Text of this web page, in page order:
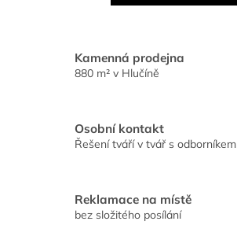
Kamenná prodejna
880 m² v Hlučíně
Osobní kontakt
Řešení tváří v tvář s odborníkem
Reklamace na místě
bez složitého posílání